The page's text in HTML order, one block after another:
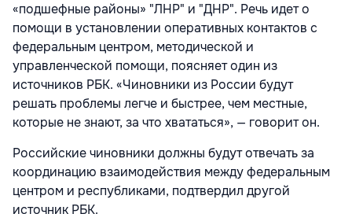
«подшефные районы» "ЛНР" и "ДНР". Речь идет о
помощи в установлении оперативных контактов с
федеральным центром, методической и
управленческой помощи, поясняет один из
источников РБК. «Чиновники из России будут
решать проблемы легче и быстрее, чем местные,
которые не знают, за что хвататься», — говорит он.
Российские чиновники должны будут отвечать за
координацию взаимодействия между федеральным
центром и республиками, подтвердил другой
источник РБК.